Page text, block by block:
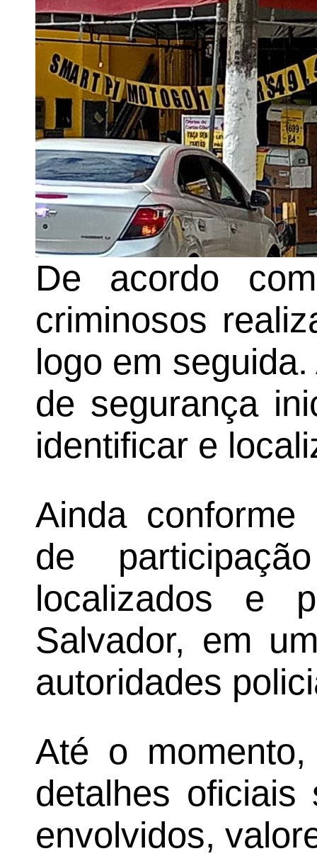
De acordo
criminosos
logo em
de segurança
identificar e
Ainda conforme
de
localizados e
Salvador, em
autoridades
Até o
detalhes oficiais
envolvidos,